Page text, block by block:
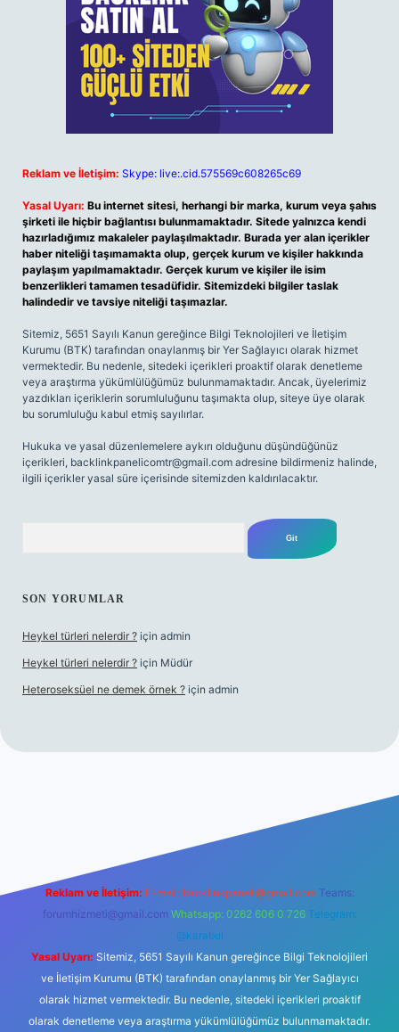
Reklam ve İletişim: Skype: live:.cid.575569c608265c69
Yasal Uyarı: Bu internet sitesi, herhangi bir marka, kurum veya şahıs
şirketi ile hiçbir bağlantısı bulunmamaktadır. Sitede yalnızca kendi
hazırladığımız makaleler paylaşılmaktadır. Burada yer alan içerikler
haber niteliği taşımamakta olup, gerçek kurum ve kişiler hakkında
paylaşım yapılmamaktadır. Gerçek kurum ve kişiler ile isim
benzerlikleri tamamen tesadüfidir. Sitemizdeki bilgiler taslak
halindedir ve tavsiye niteliği taşımazlar.
Sitemiz, 5651 Sayılı Kanun gereğince Bilgi Teknolojileri ve İletişim
Kurumu (BTK) tarafından onaylanmış bir Yer Sağlayıcı olarak hizmet
vermektedir. Bu nedenle, sitedeki içerikleri proaktif olarak denetleme
veya araştırma yükümlülüğümüz bulunmamaktadır. Ancak, üyelerimiz
yazdıkları içeriklerin sorumluluğunu taşımakta olup, siteye üye olarak
bu sorumluluğu kabul etmiş sayılırlar.
Hukuka ve yasal düzenlemelere aykırı olduğunu düşündüğünüz
içerikleri, backlinkpanelicomtr@gmail.com adresine bildirmeniz halinde,
ilgili içerikler yasal süre içerisinde sitemizden kaldırılacaktır.
SON YORUMLAR
Heykel türleri nelerdir ? için admin
Heykel türleri nelerdir ? için Müdür
Heteroseksüel ne demek örnek ? için admin
Reklam ve İletişim: E-mail: backlinkpaneli@gmail.com Teams:
forumhizmeti@gmail.com Whatsapp: 0262 606 0 726 Telegram:
@karabul
Yasal Uyarı: Sitemiz, 5651 Sayılı Kanun gereğince Bilgi Teknolojileri
ve İletişim Kurumu (BTK) tarafından onaylanmış bir Yer Sağlayıcı
olarak hizmet vermektedir. Bu nedenle, sitedeki içerikleri proaktif
olarak denetleme veya araştırma yükümlülüğümüz bulunmamaktadır.